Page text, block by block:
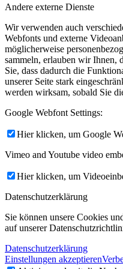
Andere externe Dienste
Wir verwenden auch
Webfonts und externe
möglicherweise
sammeln, erlauben wir Ihnen,
Sie, dass dadurch die
unserer Seite stark
werden wirksam, sobald Sie
Google Webfont Settings:
Hier klicken, um Google
Vimeo and Youtube video
Hier klicken, um
Datenschutzerklärung
Sie können unsere Cookies
auf unserer
Datenschutzerklärung
Einstellungen akzeptieren